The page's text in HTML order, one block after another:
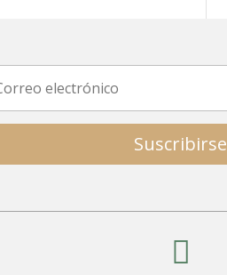
Suscribirse
